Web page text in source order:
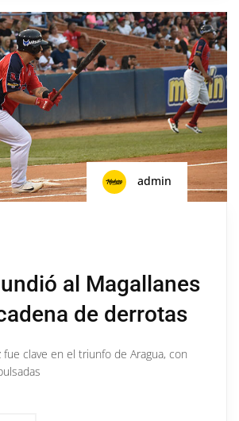
admin
al Magallanes
de derrotas
fue clave en el triunfo de Aragua, con